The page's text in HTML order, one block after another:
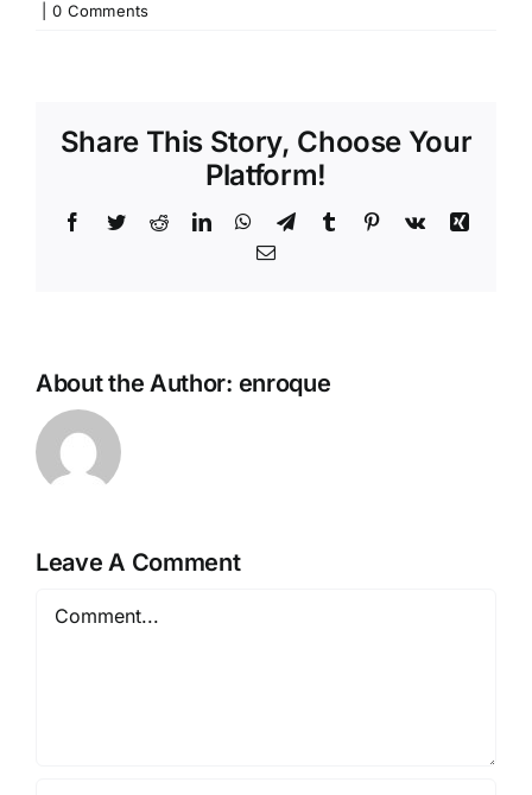
0 Comments
Share This Story, Choose Your
Platform!
Facebook
TwitterRedditLinkedInWhatsApp
TelegramTumblr Pinterest
Vk
Xing
Email
About the Author: enroque
Leave A Comment
Comment